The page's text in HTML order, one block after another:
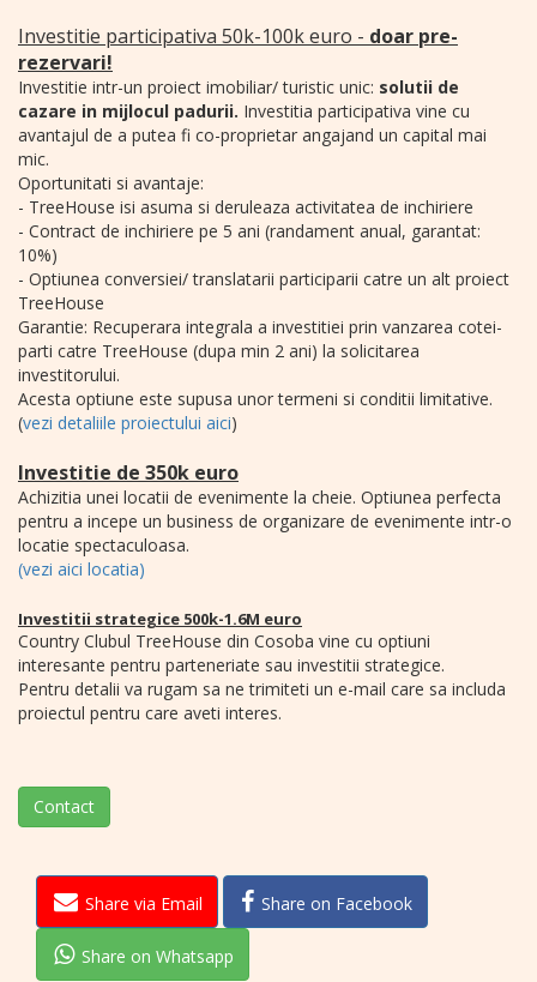
Investitie participativa 50k-100k euro - doar pre-
rezervari!
Investitie intr-un proiect imobiliar/ turistic unic: solutii de
cazare in mijlocul padurii. Investitia participativa vine cu
avantajul de a putea fi co-proprietar angajand un capital mai
mic.
Oportunitati si avantaje:
- TreeHouse isi asuma si deruleaza activitatea de inchiriere
- Contract de inchiriere pe 5 ani (randament anual, garantat:
10%)
- Optiunea conversiei/ translatarii participarii catre un alt proiect
TreeHouse
Garantie: Recuperara integrala a investitiei prin vanzarea cotei-
parti catre TreeHouse (dupa min 2 ani) la solicitarea
investitorului.
Acesta optiune este supusa unor termeni si conditii limitative.
(vezi detaliile proiectului aici)
Investitie de 350k euro
Achizitia unei locatii de evenimente la cheie. Optiunea perfecta
pentru a incepe un business de organizare de evenimente intr-o
locatie spectaculoasa.
(vezi aici locatia)
Investitii strategice 500k-1.6M euro
Country Clubul TreeHouse din Cosoba vine cu optiuni
interesante pentru parteneriate sau investitii strategice.
Pentru detalii va rugam sa ne trimiteti un e-mail care sa includa
proiectul pentru care aveti interes.
Contact
Share via Email Share on Facebook
Share on Whatsapp